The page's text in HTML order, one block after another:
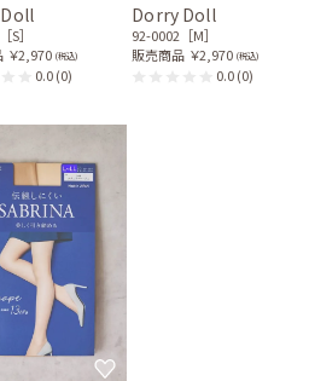
S］
￥2,970 (税込)
0.0(0)
Dorry Doll
92-0002［M］
販売商品 ￥2,970 (税込)
0.0(0)